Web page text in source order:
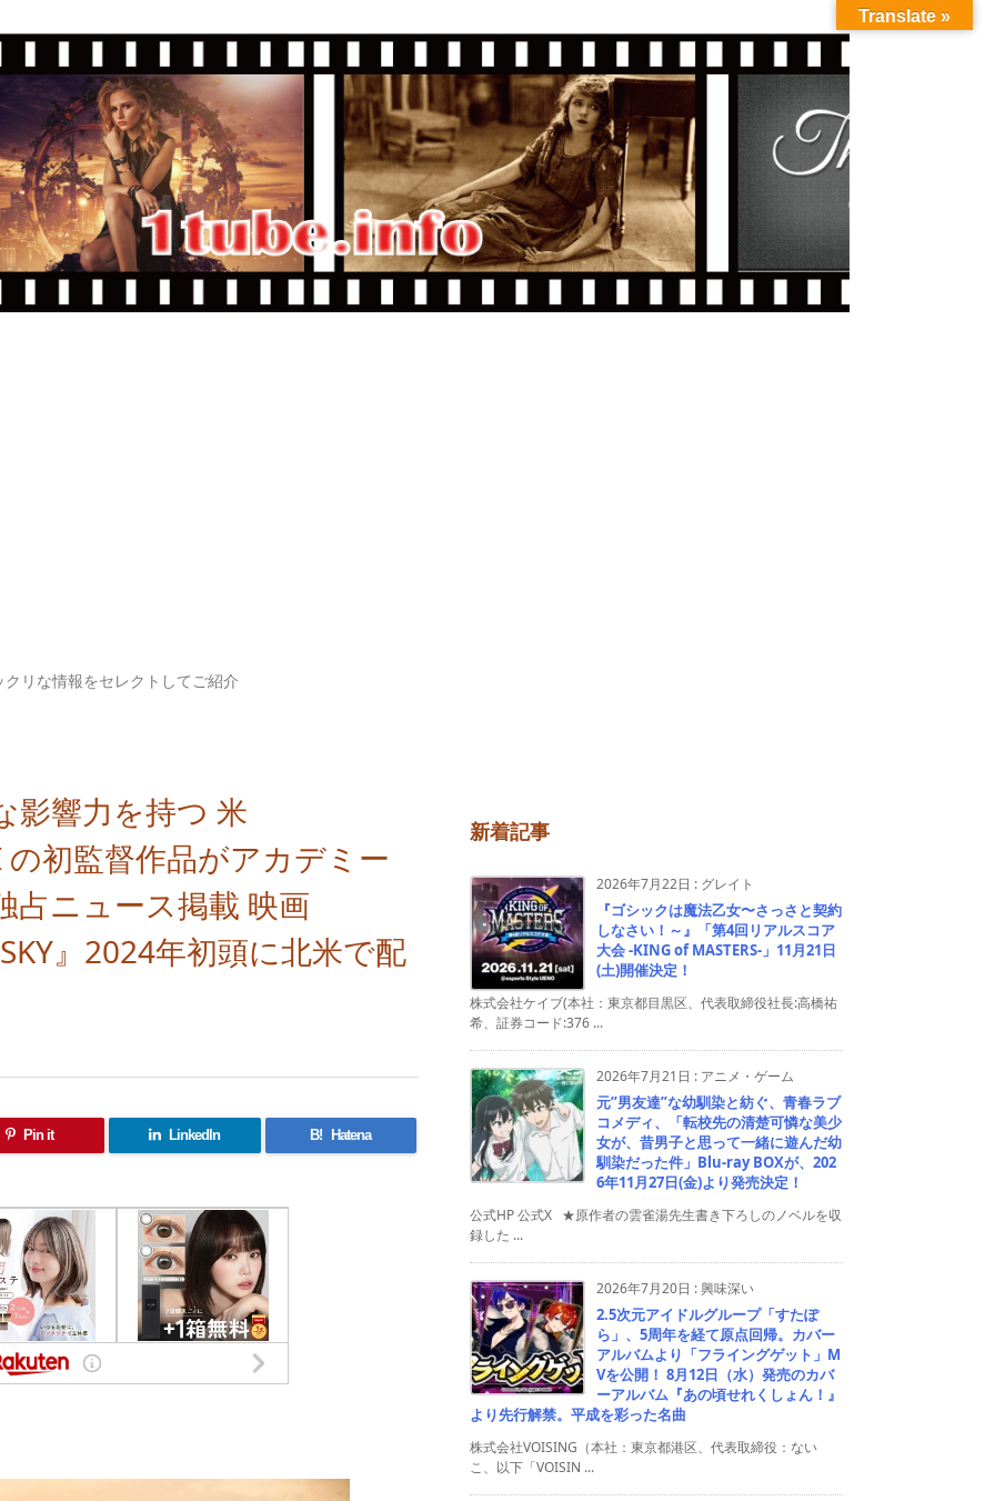
リな情報をセレクトしてご紹介
影響力を持つ 米
初監督作品がアカデミー
占ニュース掲載 映画
SKY』2024年初頭に北米で配
Pin it LinkedIn B! Hatena
新着記事
2026年7月22日 : グレイト
『ゴシックは魔法乙女〜さっさと契約
しなさい！～』「第4回リアルスコア
大会 -KING of MASTERS-」11月21日
(土)開催決定！
株式会社ケイブ(本社：東京都目黒区、代表取締役社長:高橋祐
希、証券コード:376 ...
2026年7月21日 : アニメ・ゲーム
元”男友達”な幼馴染と紡ぐ、青春ラブ
コメディ、「転校先の清楚可憐な美少
女が、昔男子と思って一緒に遊んだ幼
馴染だった件」Blu-ray BOXが、202
6年11月27日(金)より発売決定！
公式HP 公式X ★原作者の雲雀湯先生書き下ろしのノベルを収
録した ...
2026年7月20日 :興味深い
2.5次元アイドルグループ「すたぽ
ら」、5周年を経て原点回帰。カバー
アルバムより「フライングゲット」M
Vを公開！ 8月12日（水）発売のカバ
ーアルバム『あの頃せれくしょん！』
より先行解禁。平成を彩った名曲
株式会社VOISING（本社：東京都港区、代表取締役：ない
こ、以下「VOISIN ...
Translate »